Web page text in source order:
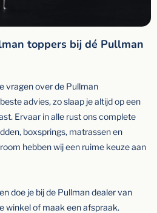
toppers bij dé Pullman
vragen over de Pullman
advies, zo slaap je altijd op een
Ervaar in alle rust ons complete
boxsprings, matrassen en
hebben wij een ruime keuze aan
doe je bij de Pullman dealer van
winkel of maak een afspraak.